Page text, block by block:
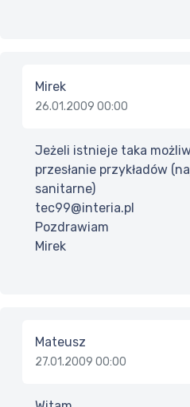
Mirek
26.01.2009 00:00
Jeżeli istnieje taka
przesłanie przykładów
sanitarne)
tec99@interia.pl
Pozdrawiam
Mirek
Mateusz
27.01.2009 00:00